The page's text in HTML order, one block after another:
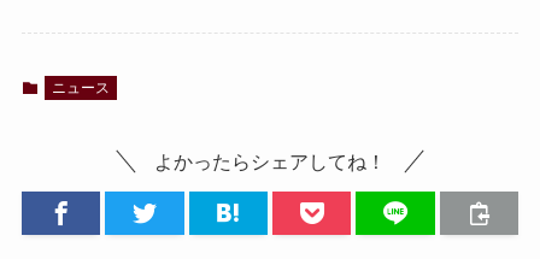
ニュース
よかったらシェアしてね！